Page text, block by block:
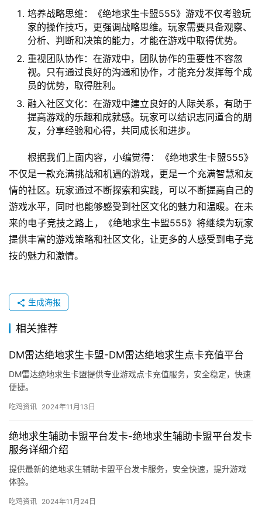
培养战略思维：《绝地求生卡盟555》游戏不仅考验玩
家的操作技巧，更强调战略思维。玩家需要具备观察、
分析、判断和决策的能力，才能在游戏中取得优势。
重视团队协作：在游戏中，团队协作的重要性不容忽
视。只有通过良好的沟通和协作，才能充分发挥每个成
员的优势，取得胜利。
融入社区文化：在游戏中建立良好的人际关系，有助于
提高游戏的乐趣和成就感。玩家可以结识志同道合的朋
友，分享经验和心得，共同成长和进步。
根据我们上面内容，小编觉得：《绝地求生卡盟555》
不仅是一款充满挑战和机遇的游戏，更是一个充满智慧和友
情的社区。玩家通过不断探索和实践，可以不断提高自己的
游戏水平，同时也能够感受到社区文化的魅力和温暖。在未
来的电子竞技之路上，《绝地求生卡盟555》将继续为玩家
提供丰富的游戏策略和社区文化，让更多的人感受到电子竞
技的魅力和激情。
生成海报
相关推荐
DM雷达绝地求生卡盟-DM雷达绝地求生点卡充值平台
DM雷达绝地求生卡盟提供专业游戏点卡充值服务，安全稳定，快速
便捷。
吃鸡资讯 2024年11月13日
绝地求生辅助卡盟平台发卡-绝地求生辅助卡盟平台发卡
服务详细介绍
提供最新的绝地求生辅助卡盟平台发卡服务，安全快速，提升游戏
体验。
吃鸡资讯 2024年11月24日